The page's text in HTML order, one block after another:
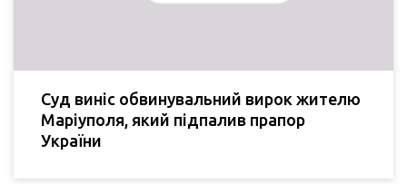
Суд виніс обвинувальний вирок жителю
Маріуполя, який підпалив прапор
України